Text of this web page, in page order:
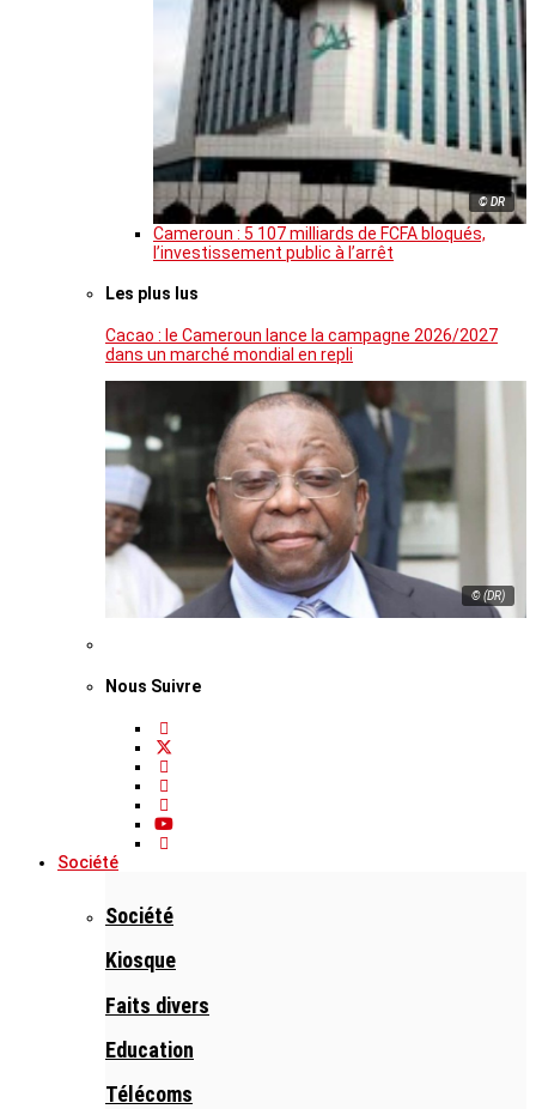
© DR
Cameroun : 5 107 milliards de FCFA bloqués,
l’investissement public à l’arrêt
Les plus lus
Cacao : le Cameroun lance la campagne 2026/2027
dans un marché mondial en repli
© (DR)
Nous Suivre
Société
Société
Kiosque
Faits divers
Education
Télécoms